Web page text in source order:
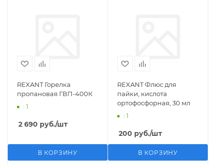
REXANT Горелка
пропановая ГВП-400К
: 1
2 690 руб./шт
В КОРЗИНУ
REXANT Флюс для
пайки, кислота
ортофосфорная, 30 мл
: 1
200 руб./шт
В КОРЗИНУ